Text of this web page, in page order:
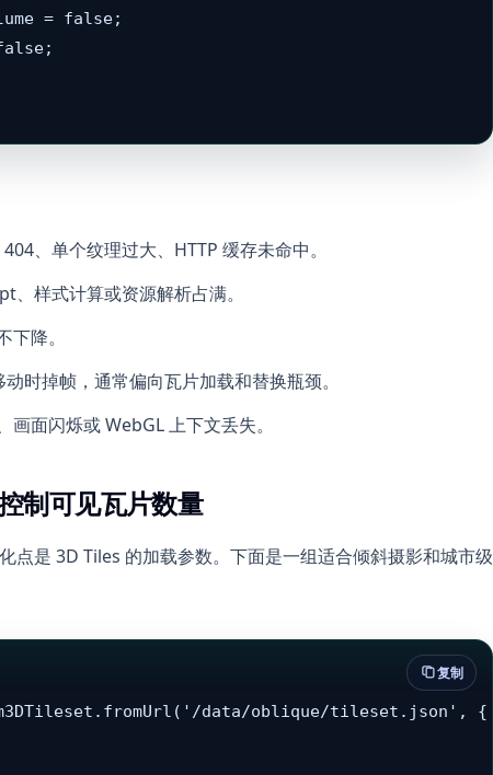
= false;
、单个纹理过大、HTTP 缓存未命中。
、样式计算或资源解析占满。
降。
时掉帧，通常偏向瓦片加载和替换瓶颈。
面闪烁或 WebGL 上下文丢失。
制可见瓦片数量
点是 3D Tiles 的加载参数。下面是一组适合倾斜摄影和城市级
data/oblique/tileset.json', {
复制